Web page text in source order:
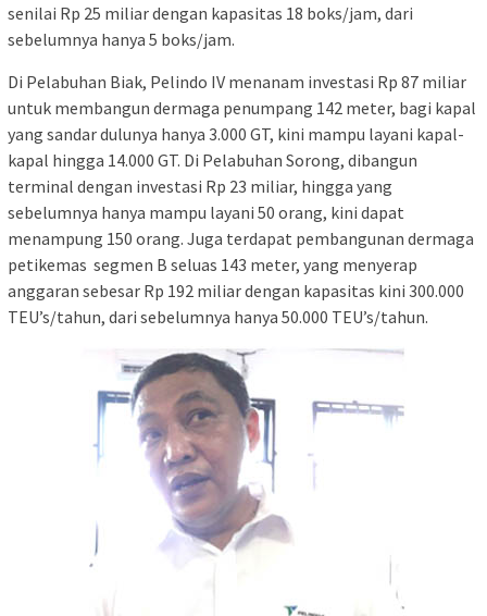
senilai Rp 25 miliar dengan kapasitas 18 boks/jam, dari
sebelumnya hanya 5 boks/jam.
Di Pelabuhan Biak, Pelindo IV menanam investasi Rp 87 miliar
untuk membangun dermaga penumpang 142 meter, bagi kapal
yang sandar dulunya hanya 3.000 GT, kini mampu layani kapal-
kapal hingga 14.000 GT. Di Pelabuhan Sorong, dibangun
terminal dengan investasi Rp 23 miliar, hingga yang
sebelumnya hanya mampu layani 50 orang, kini dapat
menampung 150 orang. Juga terdapat pembangunan dermaga
petikemas segmen B seluas 143 meter, yang menyerap
anggaran sebesar Rp 192 miliar dengan kapasitas kini 300.000
TEU’s/tahun, dari sebelumnya hanya 50.000 TEU’s/tahun.